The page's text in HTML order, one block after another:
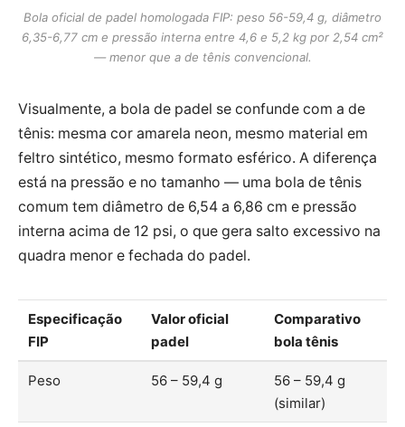
Bola oficial de padel homologada FIP: peso 56-59,4 g, diâmetro
6,35-6,77 cm e pressão interna entre 4,6 e 5,2 kg por 2,54 cm²
— menor que a de tênis convencional.
Visualmente, a bola de padel se confunde com a de
tênis: mesma cor amarela neon, mesmo material em
feltro sintético, mesmo formato esférico. A diferença
está na pressão e no tamanho — uma bola de tênis
comum tem diâmetro de 6,54 a 6,86 cm e pressão
interna acima de 12 psi, o que gera salto excessivo na
quadra menor e fechada do padel.
Especificação
FIP
Valor oficial
padel
Comparativo
bola tênis
Peso 56 – 59,4 g
56 – 59,4 g
(similar)